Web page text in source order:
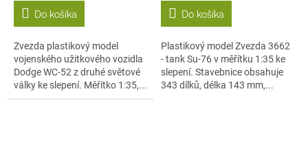
Do košíka
Zvezda plastikový model
vojenského užitkového vozidla
Dodge WC-52 z druhé světové
války ke slepení. Měřítko 1:35,...
Do košíka
Plastikový model Zvezda 3662
- tank Su-76 v měřítku 1:35 ke
slepení. Stavebnice obsahuje
343 dílků, délka 143 mm,...